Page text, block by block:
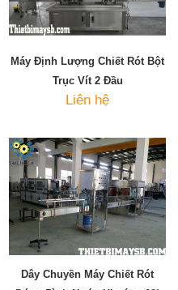
Máy Định Lượng Chiết Rót Bột
Trục Vít 2 Đầu
Liên hệ
Dây Chuyền Máy Chiết Rót